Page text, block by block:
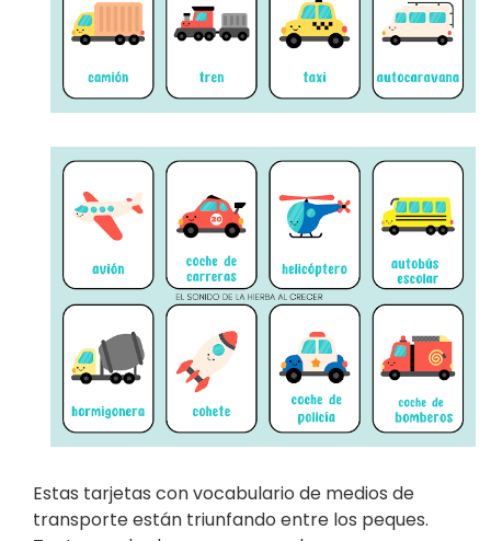
Estas tarjetas con vocabulario de medios de
transporte están triunfando entre los peques.